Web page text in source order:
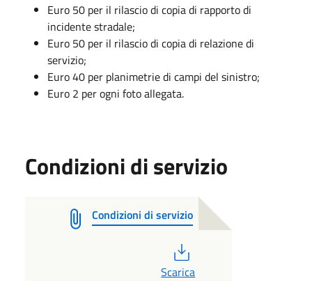
Euro 50 per il rilascio di copia di rapporto di
incidente stradale;
Euro 50 per il rilascio di copia di relazione di
servizio;
Euro 40 per planimetrie di campi del sinistro;
Euro 2 per ogni foto allegata.
Condizioni di servizio
Condizioni di servizio
Scarica